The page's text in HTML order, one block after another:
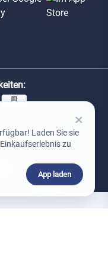
×
Laden Sie sie
zu
App laden